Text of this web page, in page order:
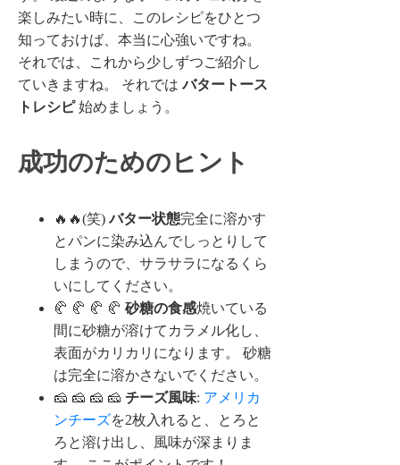
楽しみたい時に、このレシピをひとつ
知っておけば、本当に心強いですね。
それでは、これから少しずつご紹介し
ていきますね。 それではバタートース
トレシピ始めましょう。
成功のためのヒント
🔥🔥(笑)バター状態完全に溶かす
とパンに染み込んでしっとりして
しまうので、サラサラになるくら
いにしてください。
🥐 🥐 🥐 🥐 砂糖の食感焼いている
間に砂糖が溶けてカラメル化し、
表面がカリカリになります。 砂糖
は完全に溶かさないでください。
🧀 🧀 🧀 🧀 チーズ風味: アメリカ
ンチーズを2枚入れると、とろと
ろと溶け出し、風味が深まりま